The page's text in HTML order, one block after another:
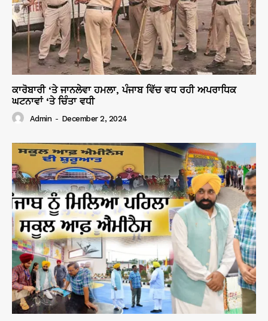
ਕਾਰੋਬਾਰੀ ‘ਤੇ ਜਾਨਲੇਵਾ ਹਮਲਾ, ਪੰਜਾਬ ਵਿੱਚ ਵਧ ਰਹੀ ਅਪਰਾਧਿਕ
ਘਟਨਾਵਾਂ ‘ਤੇ ਚਿੰਤਾ ਵਧੀ
Admin - December 2, 2024